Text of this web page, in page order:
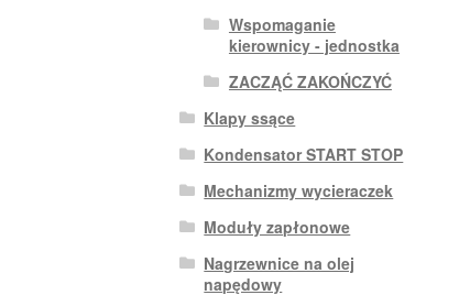
Wspomaganie
kierownicy - jednostka
ZACZĄĆ ZAKOŃCZYĆ
Klapy ssące
Kondensator START STOP
Mechanizmy wycieraczek
Moduły zapłonowe
Nagrzewnice na olej
napędowy